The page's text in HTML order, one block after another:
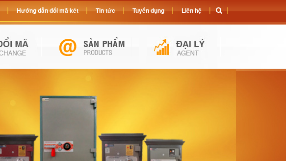
Hướng dẫn đổi mã két Tin tức Tuyển dụng Liên hệ